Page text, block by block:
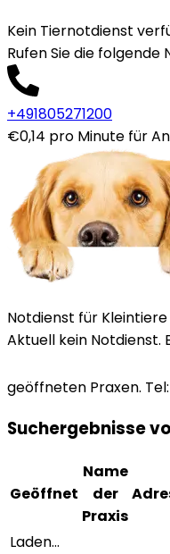
Kein Tiernotdienst
Rufen Sie die folgende
+491805271200
€0,14 pro Minute für
Notdienst für
Aktuell kein Notdienst.
geöffneten Praxen. Tel:
Suchergebnisse
Geöffnet
Name
der
Praxis
Laden...